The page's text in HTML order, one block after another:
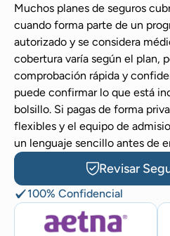
Muchos planes de seguros
cuando forma parte de un
autorizado y se considera
cobertura varía según el plan,
comprobación rápida y
puede confirmar lo que está
bolsillo. Si pagas de forma
flexibles y el equipo de
un lenguaje sencillo antes de
Revisar
100% Confidencial